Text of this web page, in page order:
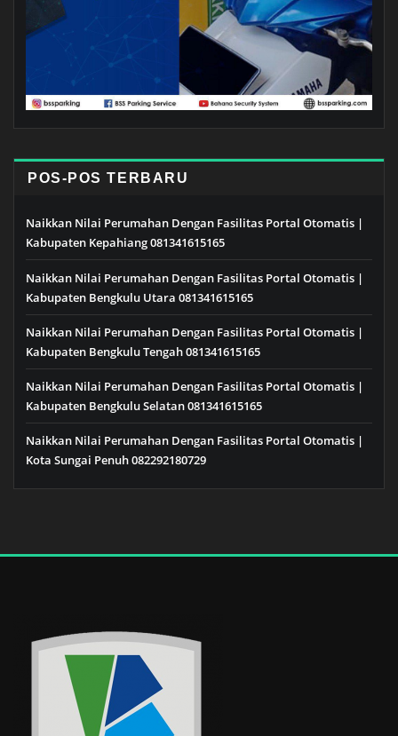
POS-POS TERBARU
Naikkan Nilai Perumahan Dengan Fasilitas Portal Otomatis |
Kabupaten Kepahiang 081341615165
Naikkan Nilai Perumahan Dengan Fasilitas Portal Otomatis |
Kabupaten Bengkulu Utara 081341615165
Naikkan Nilai Perumahan Dengan Fasilitas Portal Otomatis |
Kabupaten Bengkulu Tengah 081341615165
Naikkan Nilai Perumahan Dengan Fasilitas Portal Otomatis |
Kabupaten Bengkulu Selatan 081341615165
Naikkan Nilai Perumahan Dengan Fasilitas Portal Otomatis |
Kota Sungai Penuh 082292180729